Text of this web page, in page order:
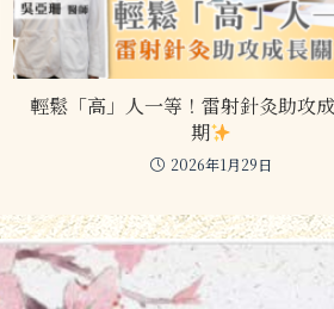
輕鬆「高」人一等！雷射針灸助攻
期
2026年1月29日